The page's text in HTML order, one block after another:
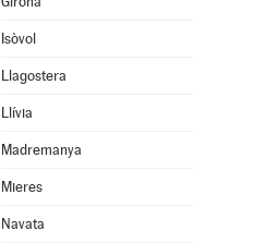
Isòvol
Llagostera
Llívia
Madremanya
Mieres
Navata